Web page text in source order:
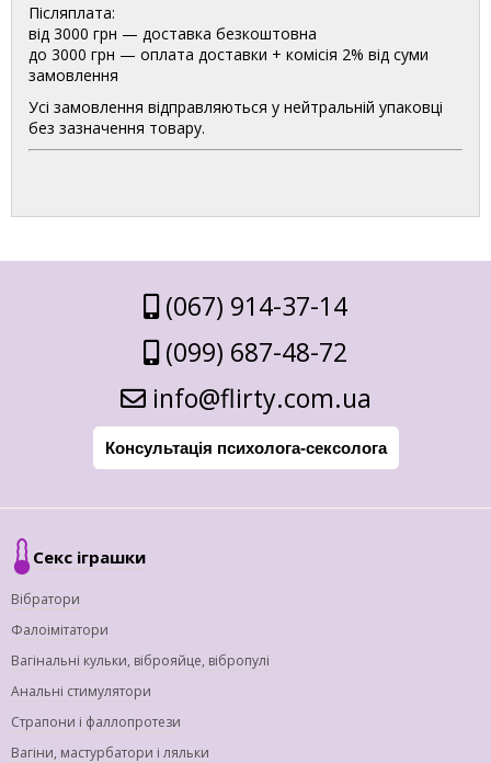
Післяплата:
від 3000 грн — доставка безкоштовна
до 3000 грн — оплата доставки + комісія 2% від суми
замовлення
Усі замовлення відправляються у нейтральній упаковці
без зазначення товару.
(067) 914-37-14
(099) 687-48-72
info@flirty.com.ua
Консультація психолога-сексолога
Секс іграшки
Вібратори
Фалоімітатори
Вагінальні кульки, віброяйце, вібропулі
Анальні стимулятори
Страпони і фаллопротези
Вагіни, мастурбатори і ляльки